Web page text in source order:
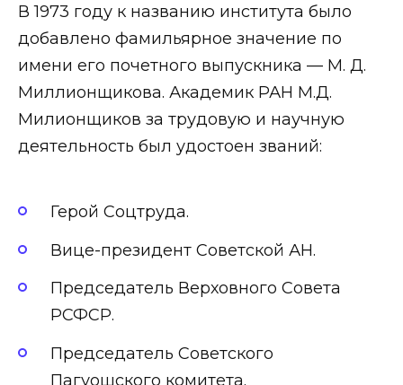
В 1973 году к названию института было
добавлено фамильярное значение по
имени его почетного выпускника — М. Д.
Миллионщикова. Академик РАН М.Д.
Милионщиков за трудовую и научную
деятельность был удостоен званий:
Герой Соцтруда.
Вице-пpeзидент Советской АН.
Председатель Верховного Совета
РСФСР.
Председатель Советского
Пагуошского комитета.